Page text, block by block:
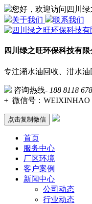
您好，欢迎访问四川绿
关于我们
联系我们
四川绿之旺环保科技有限
专注潲水油回收、泔水
咨询热线- 188 8118
+ 微信号： WEIXINHAO
点击复制微信
首页
服务中心
厂区环境
客户案例
新闻中心
公司动态
行业动态